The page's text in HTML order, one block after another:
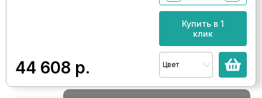
44 608 р.
Купить в 1
клик
Цвет